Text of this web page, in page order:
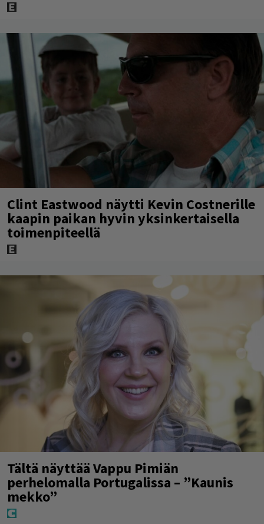
Clint Eastwood näytti Kevin Costnerille
kaapin paikan hyvin yksinkertaisella
toimenpiteellä
Tältä näyttää Vappu Pimiän
perhelomalla Portugalissa – ”Kaunis
mekko”